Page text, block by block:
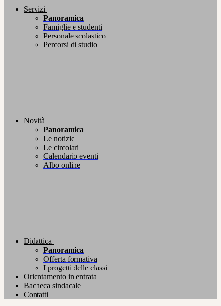
Servizi
Panoramica
Famiglie e studenti
Personale scolastico
Percorsi di studio
Novità
Panoramica
Le notizie
Le circolari
Calendario eventi
Albo online
Didattica
Panoramica
Offerta formativa
I progetti delle classi
Orientamento in entrata
Bacheca sindacale
Contatti